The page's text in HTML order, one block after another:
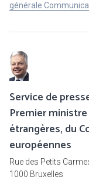
générale
Service de
Premier
étrangères, du
européennes
Rue des Petits
1000 Bruxelles